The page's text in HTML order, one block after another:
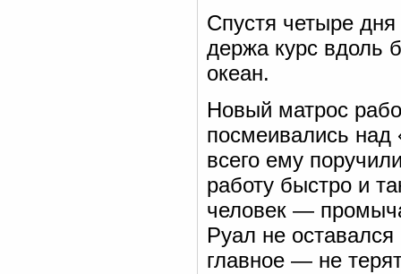
Спустя четыре
держа курс вдоль
океан.
Новый матрос
посмеивались над
всего ему
работу быстро и
человек —
Руал не
главное — не